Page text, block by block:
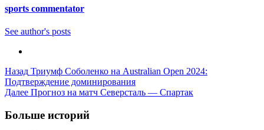
sports commentator
See author's posts
Post
Navigation
Назад Триумф Соболенко на Australian Open 2024:
Подтверждение доминирования
Далее Прогноз на матч Северсталь — Спартак
Больше историй